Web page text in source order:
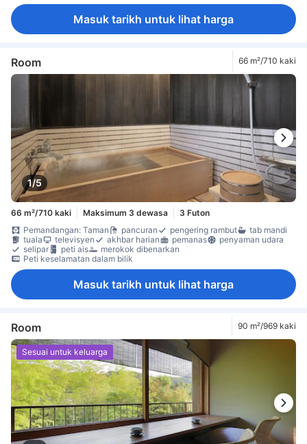
Masuk tarikh untuk lihat harga
Room 66 m²/710 kaki
1/5
66 m²/710 kaki Maksimum 3 dewasa
3 Futon
Pemandangan: Taman
pancuran pengering rambut
tab mandi
tuala
televisyen akhbar harian pemanas
penyaman udara
selipar
peti ais
merokok dibenarkan
Peti keselamatan dalam bilik
Masuk tarikh untuk lihat harga
Room 90 m²/969 kaki
Sesuai untuk keluarga